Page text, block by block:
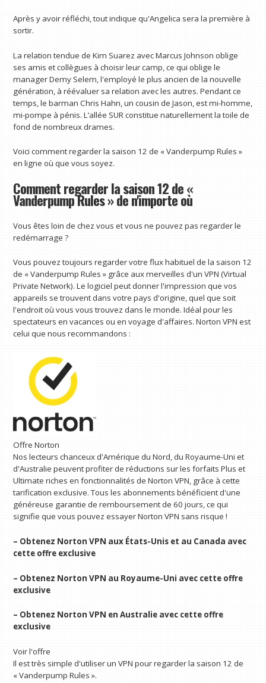
Après y avoir réfléchi, tout indique qu'Angelica sera la première à
sortir.
La relation tendue de Kim Suarez avec Marcus Johnson oblige
ses amis et collègues à choisir leur camp, ce qui oblige le
manager Demy Selem, l'employé le plus ancien de la nouvelle
génération, à réévaluer sa relation avec les autres. Pendant ce
temps, le barman Chris Hahn, un cousin de Jason, est mi-homme,
mi-pompe à pénis. L’allée SUR constitue naturellement la toile de
fond de nombreux drames.
Voici comment regarder la saison 12 de « Vanderpump Rules »
en ligne où que vous soyez.
Comment regarder la saison 12 de «
Vanderpump Rules » de n'importe où
Vous êtes loin de chez vous et vous ne pouvez pas regarder le
redémarrage ?
Vous pouvez toujours regarder votre flux habituel de la saison 12
de « Vanderpump Rules » grâce aux merveilles d'un VPN (Virtual
Private Network). Le logiciel peut donner l'impression que vos
appareils se trouvent dans votre pays d'origine, quel que soit
l'endroit où vous vous trouvez dans le monde. Idéal pour les
spectateurs en vacances ou en voyage d'affaires. Norton VPN est
celui que nous recommandons :
Offre Norton
Nos lecteurs chanceux d'Amérique du Nord, du Royaume-Uni et
d'Australie peuvent profiter de réductions sur les forfaits Plus et
Ultimate riches en fonctionnalités de Norton VPN, grâce à cette
tarification exclusive. Tous les abonnements bénéficient d'une
généreuse garantie de remboursement de 60 jours, ce qui
signifie que vous pouvez essayer Norton VPN sans risque !
– Obtenez Norton VPN aux États-Unis et au Canada avec
cette offre exclusive
– Obtenez Norton VPN au Royaume-Uni avec cette offre
exclusive
– Obtenez Norton VPN en Australie avec cette offre
exclusive
Voir l'offre
Il est très simple d'utiliser un VPN pour regarder la saison 12 de
« Vanderpump Rules ».